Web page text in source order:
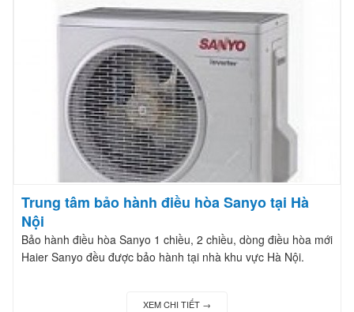
Trung tâm bảo hành điều hòa Sanyo tại Hà
Nội
Bảo hành điều hòa Sanyo 1 chiều, 2 chiều, dòng điều hòa mới
Haier Sanyo đều được bảo hành tại nhà khu vực Hà Nội.
XEM CHI TIẾT →